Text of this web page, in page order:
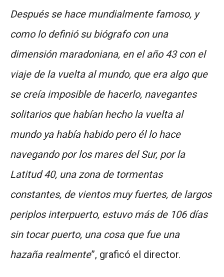
Después se hace mundialmente famoso, y
como lo definió su biógrafo con una
dimensión maradoniana, en el año 43 con el
viaje de la vuelta al mundo, que era algo que
se creía imposible de hacerlo, navegantes
solitarios que habían hecho la vuelta al
mundo ya había habido pero él lo hace
navegando por los mares del Sur, por la
Latitud 40, una zona de tormentas
constantes, de vientos muy fuertes, de largos
periplos interpuerto, estuvo más de 106 días
sin tocar puerto, una cosa que fue una
hazaña realmente”, graficó el director.